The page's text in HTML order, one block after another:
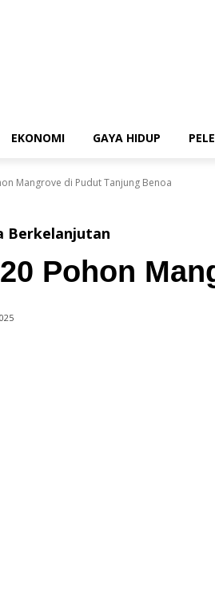
EKONOMI GAYA HIDUP
Mangrove di Pudut Tanjung Benoa
Berkelanjutan
Pohon